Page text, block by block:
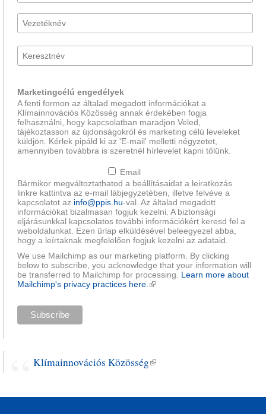
Marketingcélú engedélyek
A fenti formon az általad megadott információkat a
Klímainnovációs Közösség annak érdekében fogja
felhasználni, hogy kapcsolatban maradjon Veled,
tájékoztasson az újdonságokról és marketing célú leveleket
küldjön. Kérlek pipáld ki az 'E-mail' melletti négyzetet,
amennyiben továbbra is szeretnél hírlevelet kapni tőlünk.
Email
Bármikor megváltoztathatod a beállításaidat a leiratkozás
linkre kattintva az e-mail lábjegyzetében, illetve felvéve a
kapcsolatot az info@ppis.hu-val. Az általad megadott
információkat bizalmasan fogjuk kezelni. A biztonsági
eljárásunkkal kapcsolatos további információkért keresd fel a
weboldalunkat. Ezen űrlap elküldésével beleegyezel abba,
hogy a leírtaknak megfelelően fogjuk kezelni az adataid.
We use Mailchimp as our marketing platform. By clicking
below to subscribe, you acknowledge that your information will
be transferred to Mailchimp for processing. Learn more about
Mailchimp's privacy practices here. (külső hivatkozás)
Klímainnovációs Közösség(külső hivatkozás)